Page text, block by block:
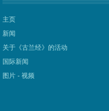
主页
新闻
关于《古兰经》的活动
国际新闻
图片 - 视频